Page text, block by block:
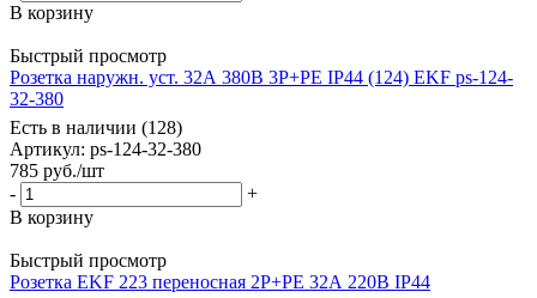
В корзину
Быстрый просмотр
Розетка наружн. уст. 32А 380В 3P+РЕ IP44 (124) EKF ps-124-
32-380
Есть в наличии (128)
Артикул: ps-124-32-380
785 руб./шт
-
+
В корзину
Быстрый просмотр
Розетка EKF 223 переносная 2Р+РЕ 32А 220В IP44